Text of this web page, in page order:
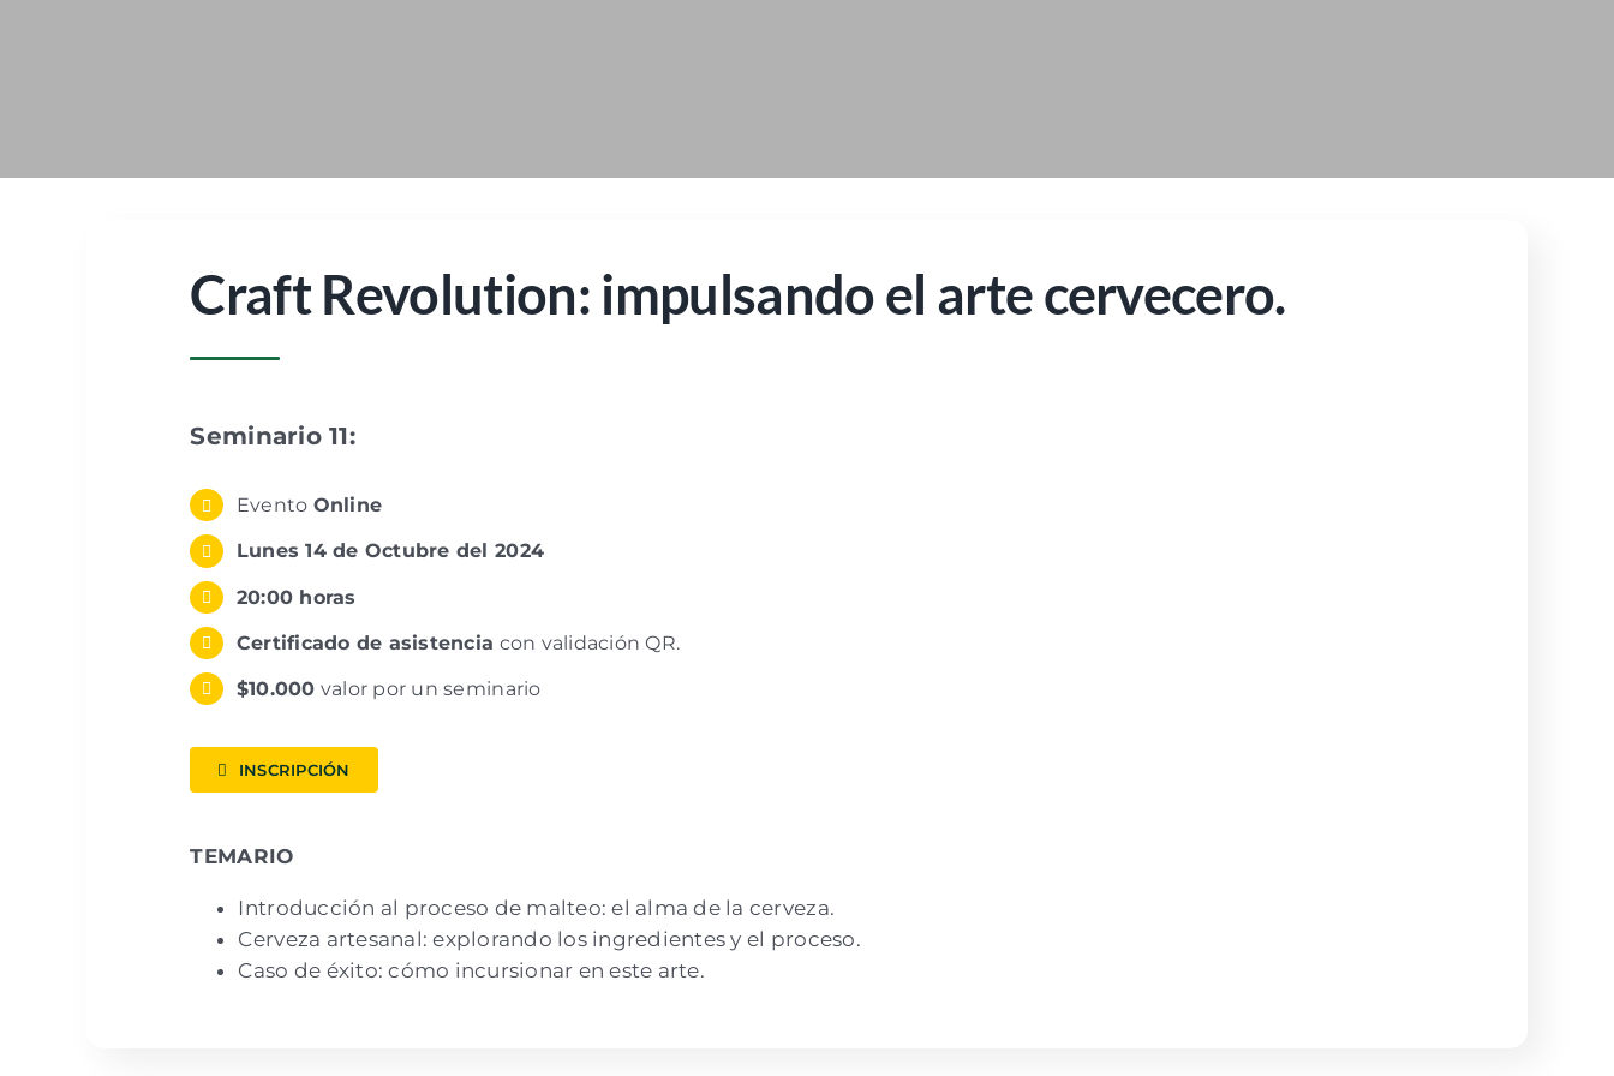
Craft Revolution: impulsando el arte cervecero.
Seminario 11:
Evento Online
Lunes 14 de Octubre del 2024
20:00 horas
Certificado de asistencia con validación QR.
$10.000 valor por un seminario
INSCRIPCIÓN
TEMARIO
Introducción al proceso de malteo: el alma de la cerveza.
Cerveza artesanal: explorando los ingredientes y el proceso.
Caso de éxito: cómo incursionar en este arte.